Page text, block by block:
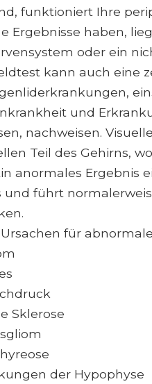
funktioniert Ihre
Ergebnisse haben,
oder ein
kann auch eine
und
nachweisen.
Teil des Gehirns,
anormales Ergebnis
und führt
für
Sklerose
der Hypophyse